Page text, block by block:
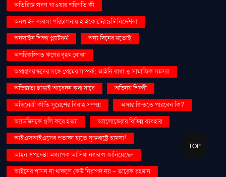
অতিরিক্ত লবণ খাওয়ার পরিণতি কী
অনলাইন ব্যবসা পরিচালনায় হাইকোর্টের ৯টি নির্দেশনা
অনলাইন শিক্ষা প্ল্যাটফর্ম
অন্য দিনের মতোই
অপরিকল্পিত ঋণের বৃহৎ বোঝা
অপ্রাপ্তবয়স্কদের সঙ্গে প্রেমের সম্পর্ক: আইনি বাধা ও সামাজিক সমস্যা
অভিজ্ঞতা ছাড়াই আবেদন করা যাবে
অভিনয় শিল্পী
অভিনেত্রী কীর্তি সুরেশের বিবাহ সম্পন্ন
অস্কার জিততে পারবেন কি?
অ্যাডমিনকে গুলি করে হত্যা
অ্যালোভেরার বিভিন্ন ব্যবহার
আইএসআইএসের পতাকা হাতে যুক্তরাষ্ট্রে হামলা!
আইন উপদেষ্টা অধ্যাপক আসিফ নজরুল জানিয়েছেন
আইনের শাসন না থাকলে কেউ নিরাপদ নয় - তারেক রহমান
TOP